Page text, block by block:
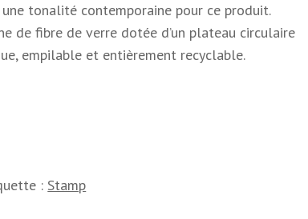
tonalité contemporaine pour ce produit.
de fibre de verre dotée d’un plateau circulaire
empilable et entièrement recyclable.
: Stamp